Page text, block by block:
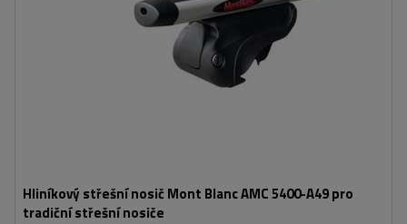
Hliníkový střešní nosič Mont Blanc AMC 5400-A49 pro
tradiční střešní nosiče